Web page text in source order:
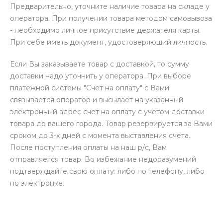
Предварительно, уточните наличие товара на складе у
оператора. При получении товара методом самовывоза
- необходимо личное присутствие держателя карты.
При себе иметь документ, удостоверяющий личность.
Если Вы заказываете товар с доставкой, то сумму
доставки надо уточнить у оператора. При выборе
платежной системы "Счет на оплату" с Вами
связывается оператор и высылает на указанный
электронный адрес счет на оплату с учетом доставки
товара до вашего города. Товар резервируется за Вами
сроком до 3-х дней с момента выставления счета.
После поступления оплаты на наш р/с, Вам
отправляется товар. Во избежание недоразумений
подтверждайте свою оплату: либо по телефону, либо
по электронке.